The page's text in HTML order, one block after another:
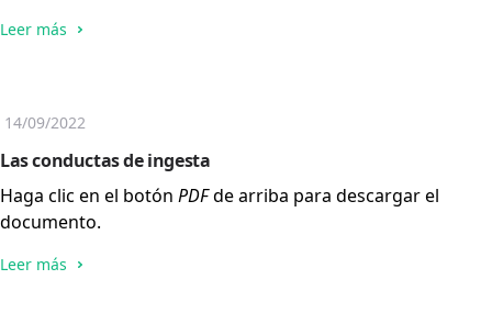
Leer más
Las conductas de ingesta
14/09/2022
Haga clic en el botón PDFde arriba para descargar el
documento.
Leer más